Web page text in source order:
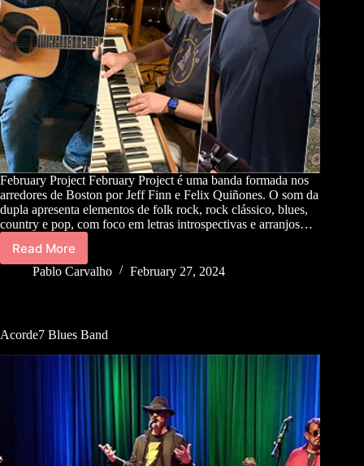
February Project February Project é uma banda formada nos
arredores de Boston por Jeff Finn e Felix Quiñones. O som da
dupla apresenta elementos de folk rock, rock clássico, blues,
country e pop, com foco em letras introspectivas e arranjos…
Read More
Pablo Carvalho February 27, 2024
Acorde7 Blues Band